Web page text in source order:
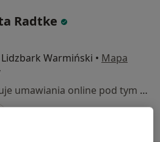
Radtke
Warmiński • Mapa
Specjalista nie oferuje umawiania online pod tym adresem.